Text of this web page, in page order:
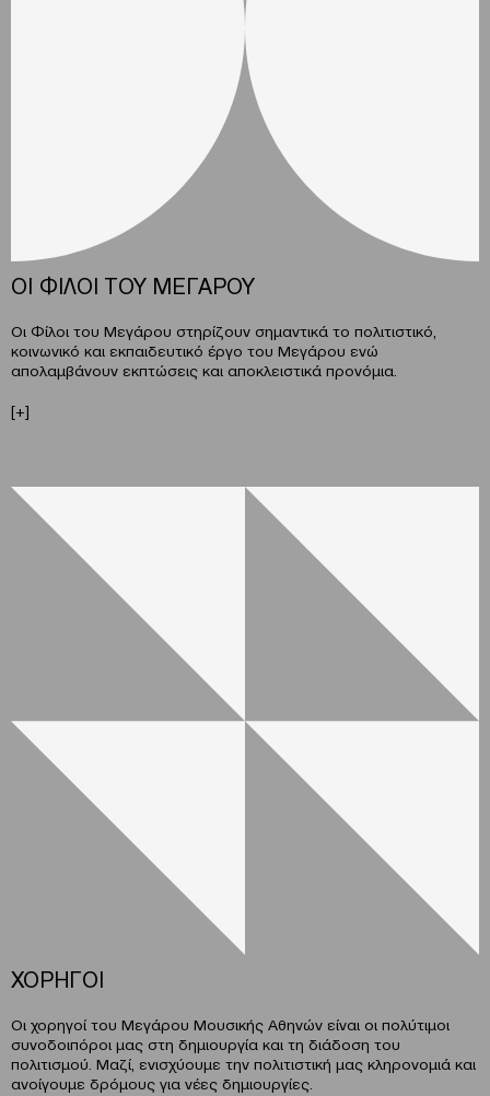
ΟΙ ΦΙΛΟΙ ΤΟΥ ΜΕΓΑΡΟΥ
Οι Φίλοι του Μεγάρου στηρίζουν σηµαντικά το πολιτιστικό,
κοινωνικό και εκπαιδευτικό έργο του Μεγάρου ενώ
απολαμβάνουν εκπτώσεις και αποκλειστικά προνόμια.
[+]
ΧΟΡΗΓΟΙ
Οι χορηγοί του Μεγάρου Μουσικής Αθηνών είναι οι πολύτιμοι
συνοδοιπόροι μας στη δημιουργία και τη διάδοση του
πολιτισμού. Μαζί, ενισχύουμε την πολιτιστική μας κληρονομιά και
ανοίγουμε δρόμους για νέες δημιουργίες.